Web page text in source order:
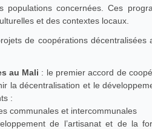
populations concernées. Ces
et des contextes locaux.
de coopérations décentralisées
au Mali : le premier accord de
la décentralisation et le
:
communales et intercommunales
de l’artisanat et de la